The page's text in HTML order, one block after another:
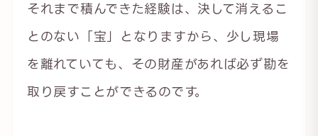
それまで積んできた経験は、決して消えるこ
とのない「宝」となりますから、少し現場
を離れていても、その財産があれば必ず勘を
取り戻すことができるのです。